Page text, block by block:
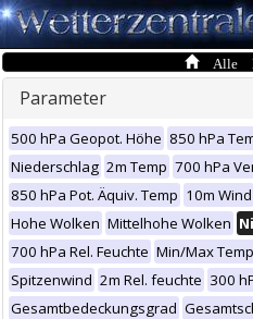
Alle
Parameter
500 hPa Geopot. Höhe 850 hPa
Niederschlag 2m Temp 700 hPa
850 hPa Pot. Äquiv. Temp 10m Wind
Hohe Wolken Mittelhohe Wolken
700 hPa Rel. Feuchte Min/Max
Spitzenwind 2m Rel. feuchte 300
Gesamtbedeckungsgrad